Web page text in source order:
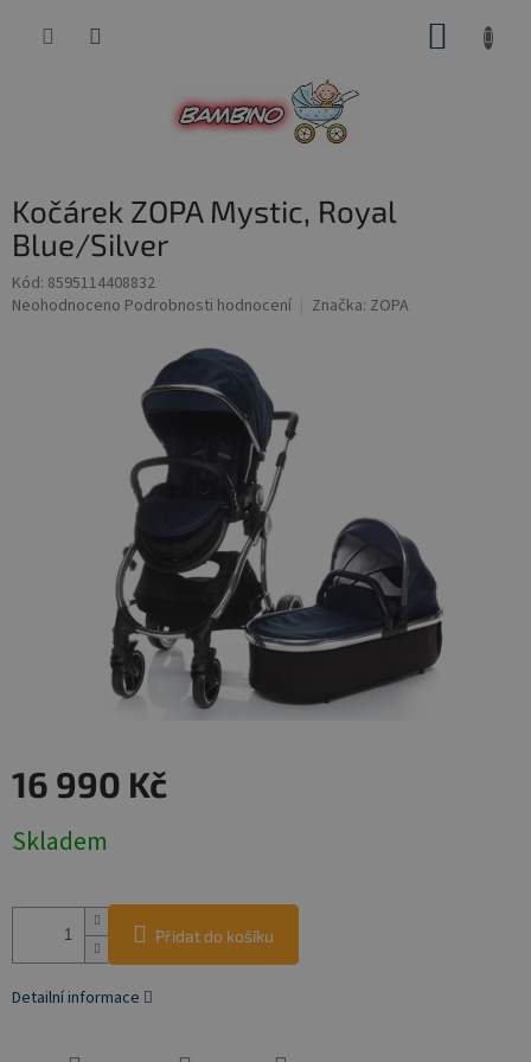
Kočárek ZOPA Mystic, Royal
Blue/Silver
Kód: 8595114408832
Průměrné
Neohodnoceno Podrobnosti hodnocení Značka: ZOPA
16 990 Kč
cena:
Skladem
Přidat do košíku
Detailní informace